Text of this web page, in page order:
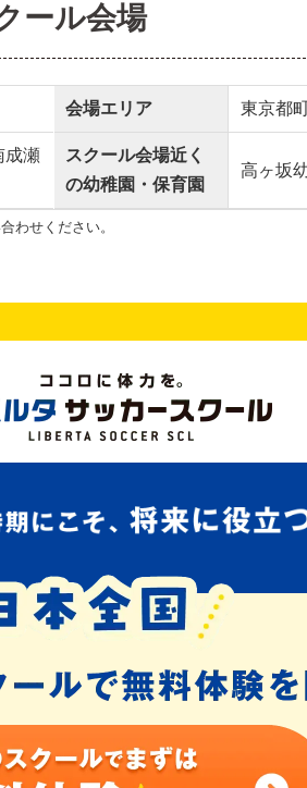
ール会場
会場エリア 東京都
成瀬
スクール会場近く
の幼稚園・保育園
高ヶ坂
わせください。